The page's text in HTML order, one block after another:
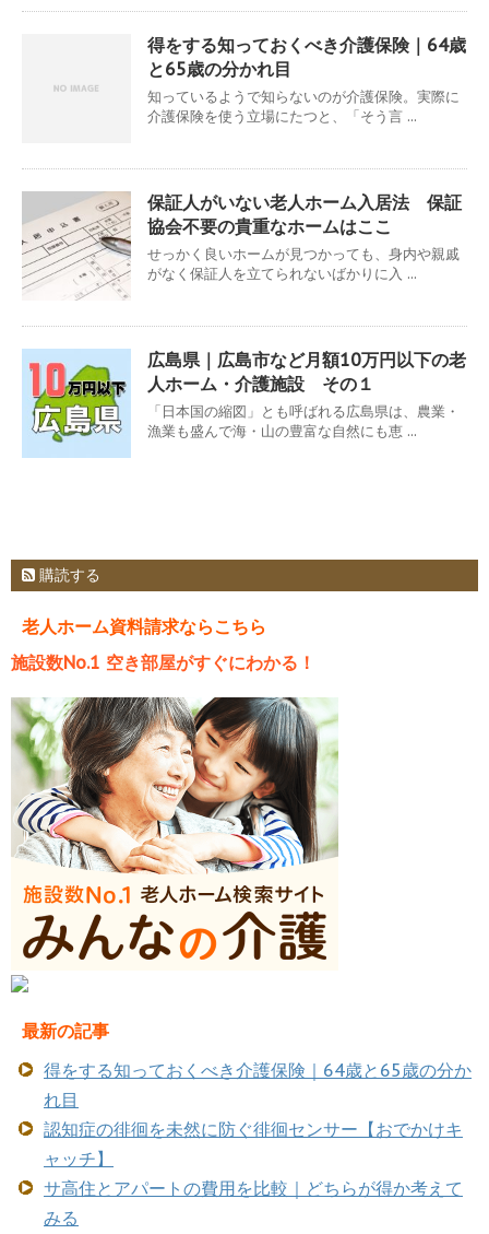
得をする知っておくべき介護保険｜64歳
と65歳の分かれ目
知っているようで知らないのが介護保険。実際に
介護保険を使う立場にたつと、「そう言 ...
保証人がいない老人ホーム入居法 保証
協会不要の貴重なホームはここ
せっかく良いホームが見つかっても、身内や親戚
がなく保証人を立てられないばかりに入 ...
広島県｜広島市など月額10万円以下の老
人ホーム・介護施設 その１
「日本国の縮図」とも呼ばれる広島県は、農業・
漁業も盛んで海・山の豊富な自然にも恵 ...
購読する
老人ホーム資料請求ならこちら
施設数No.1 空き部屋がすぐにわかる！
最新の記事
得をする知っておくべき介護保険｜64歳と65歳の分か
れ目
認知症の徘徊を未然に防ぐ徘徊センサー【おでかけキ
ャッチ】
サ高住とアパートの費用を比較｜どちらが得か考えて
みる